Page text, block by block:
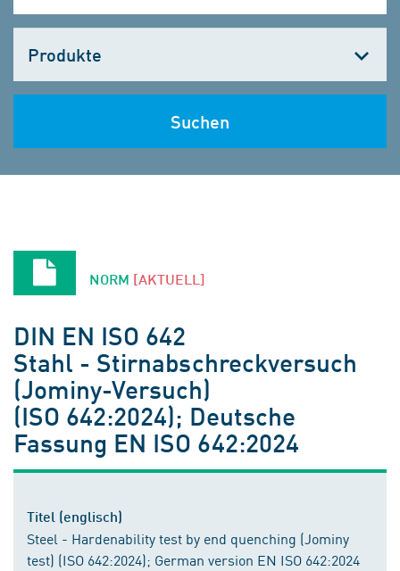
wählen
Suchen
NORM [AKTUELL]
DIN EN ISO 642
Stahl - Stirnabschreckversuch
(Jominy-Versuch)
(ISO 642:2024); Deutsche
Fassung EN ISO 642:2024
Titel (englisch)
Steel - Hardenability test by end quenching (Jominy
test) (ISO 642:2024); German version EN ISO 642:2024